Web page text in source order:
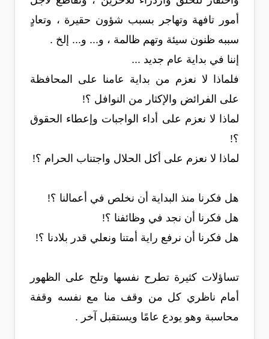
أمور تافهة وتهاجر بسبب شؤون حقيرة ، وتعادٍ
سببه ظنون سيئة وتهم ظالمة ، و... و... إلخ .
إننا في بداية عام جديد ...
فلماذا لا نعزم من بداية عامنا على المحافظة
على الفرائض والإكثار من النوافل ؟!
لماذا لا نعزم على أداء الواجبات وإعطاء الحقوق
؟!
لماذا لا نعزم على أكل الحلال واجتناب الحرام ؟!
هل فكرنا منذ البداية أن نخلص في أعمالنا ؟!
هل فكرنا أن نجد في وظائفنا ؟!
هل فكرنا أن نرفع راية أمتنا ونعلي قدر بلادنا ؟!
تساؤلات كثيرة تطرح نفسها وتلح على الظهور
أمام ناظري كل من وقف منا مع نفسه وقفة
محاسبة وهو يودع عامًا ويستقبل آخر .